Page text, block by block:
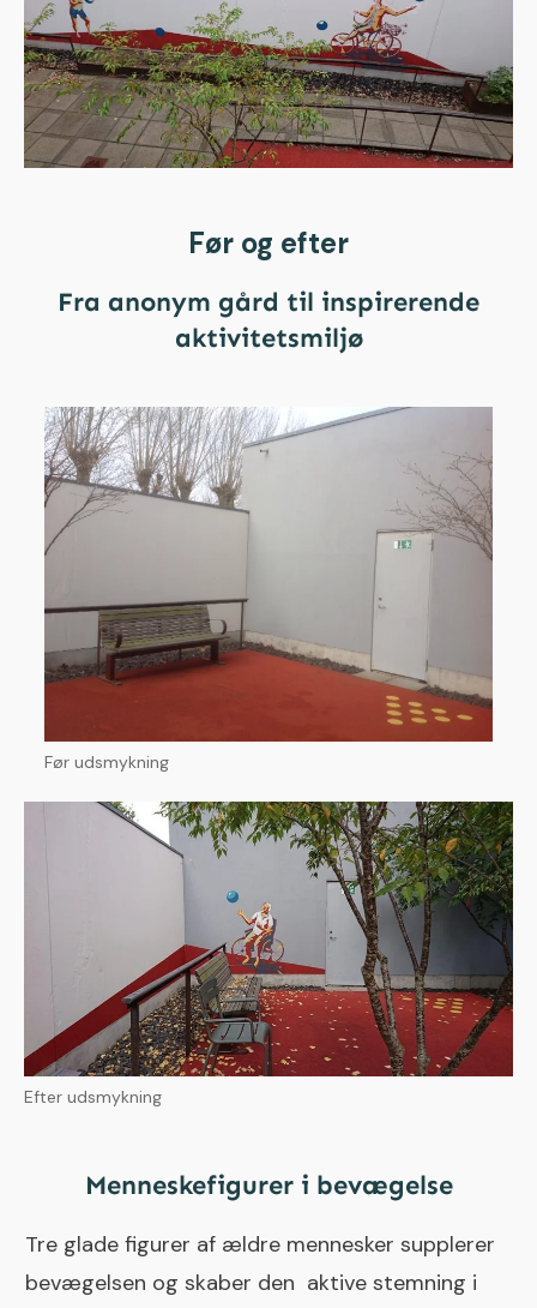
Før og efter
Fra anonym gård til inspirerende
aktivitetsmiljø
Før udsmykning
Efter udsmykning
Menneskefigurer i bevægelse
Tre glade figurer af ældre mennesker supplerer
bevægelsen og skaber den aktive stemning i